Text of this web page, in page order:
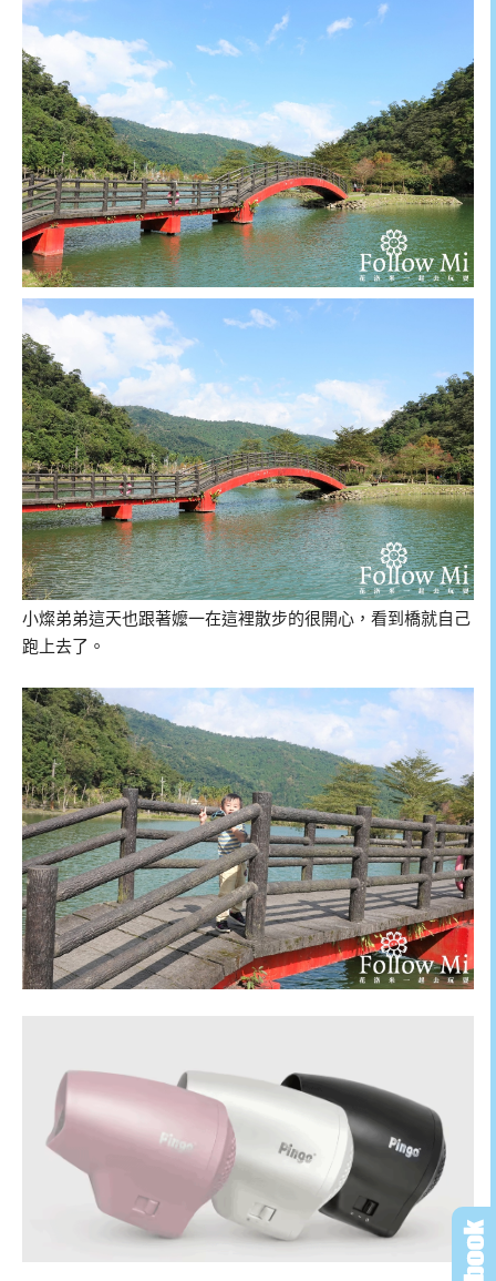
小燦弟弟這天也跟著嬤一在這裡散步的很開心，看到橋就自己
跑上去了。